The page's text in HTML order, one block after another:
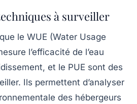
à surveiller
le WUE (Water Usage
l’efficacité de l’eau
et le PUE sont des
Ils permettent d’analyser
des hébergeurs